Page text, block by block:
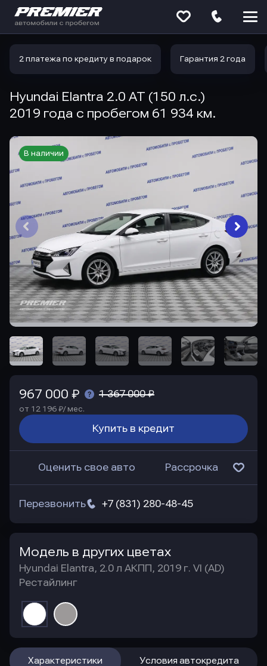
2 платежа по кредиту в подарок Гарантия 2 года
Hyundai Elantra 2.0 AT (150 л.с.)
2019 года с пробегом 61 934 км.
В наличии
967 000 ₽ 1 367 000 ₽
от 12 196 ₽/ мес.
Купить в кредит
Оценить свое авто Рассрочка
+7 (831) 280-48-45
Перезвонить
Модель в других цветах
Hyundai Elantra, 2.0 л АКПП, 2019 г. VI (AD)
Рестайлинг
Характеристики Условия автокредита